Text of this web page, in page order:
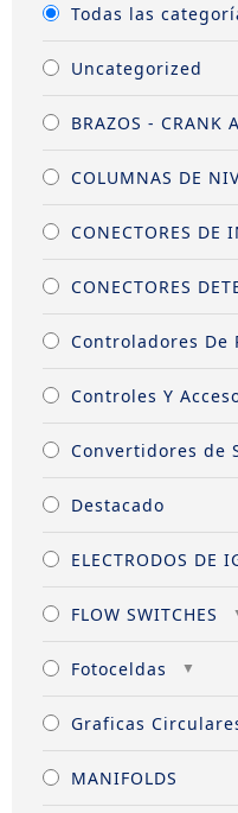
Todas las
Uncategorized
BRAZOS - CRANK
COLUMNAS DE
CONECTORES DE
CONECTORES
Controladores De
Controles Y
Convertidores de
Destacado
ELECTRODOS DE
FLOW SWITCHES
Fotoceldas
Graficas
MANIFOLDS